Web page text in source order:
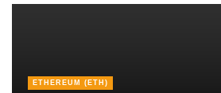
ETHEREUM (ETH)